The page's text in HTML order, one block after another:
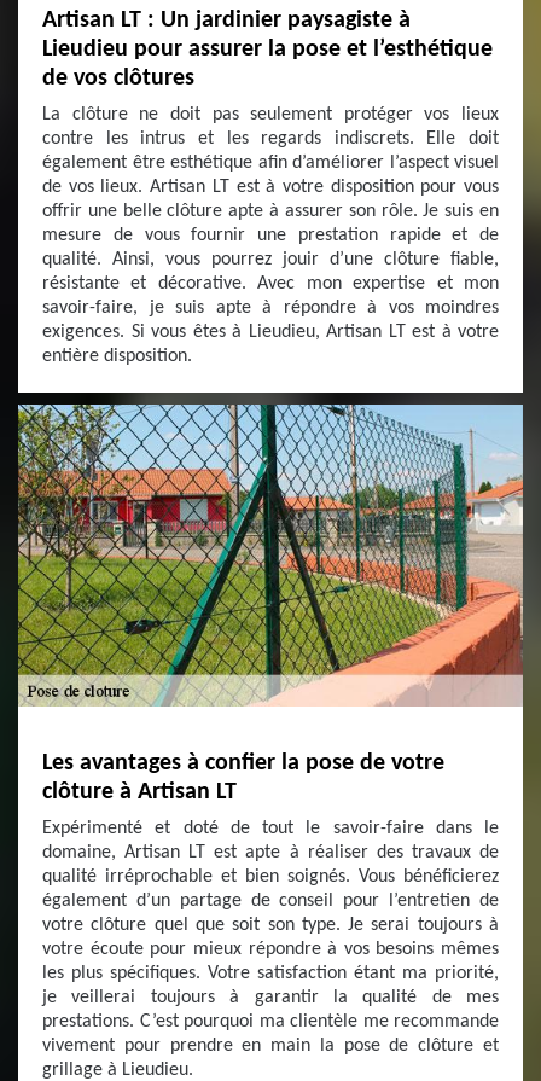
Artisan LT : Un jardinier paysagiste à
Lieudieu pour assurer la pose et l’esthétique
de vos clôtures
La clôture ne doit pas seulement protéger vos lieux
contre les intrus et les regards indiscrets. Elle doit
également être esthétique afin d’améliorer l’aspect visuel
de vos lieux. Artisan LT est à votre disposition pour vous
offrir une belle clôture apte à assurer son rôle. Je suis en
mesure de vous fournir une prestation rapide et de
qualité. Ainsi, vous pourrez jouir d’une clôture fiable,
résistante et décorative. Avec mon expertise et mon
savoir-faire, je suis apte à répondre à vos moindres
exigences. Si vous êtes à Lieudieu, Artisan LT est à votre
entière disposition.
Les avantages à confier la pose de votre
clôture à Artisan LT
Expérimenté et doté de tout le savoir-faire dans le
domaine, Artisan LT est apte à réaliser des travaux de
qualité irréprochable et bien soignés. Vous bénéficierez
également d’un partage de conseil pour l’entretien de
votre clôture quel que soit son type. Je serai toujours à
votre écoute pour mieux répondre à vos besoins mêmes
les plus spécifiques. Votre satisfaction étant ma priorité,
je veillerai toujours à garantir la qualité de mes
prestations. C’est pourquoi ma clientèle me recommande
vivement pour prendre en main la pose de clôture et
grillage à Lieudieu.